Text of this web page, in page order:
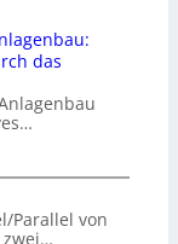
das
Parallel von
zwei…